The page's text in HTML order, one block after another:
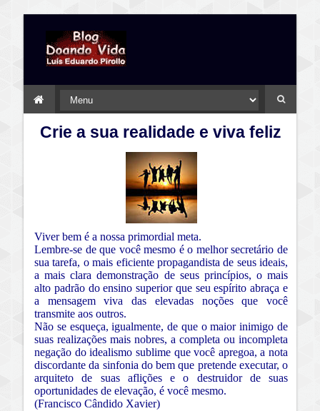
Crie a sua realidade e viva feliz
Viver bem é a nossa primordial meta.
Lembre-se de que você mesmo é o melhor secretário de
sua tarefa, o mais eficiente propagandista de seus ideais,
a mais clara demonstração de seus princípios, o mais
alto padrão do ensino superior que seu espírito abraça e
a mensagem viva das elevadas noções que você
transmite aos outros.
Não se esqueça, igualmente, de que o maior inimigo de
suas realizações mais nobres, a completa ou incompleta
negação do idealismo sublime que você apregoa, a nota
discordante da sinfonia do bem que pretende executar, o
arquiteto de suas aflições e o destruidor de suas
oportunidades de elevação, é você mesmo.
(Francisco Cândido Xavier)